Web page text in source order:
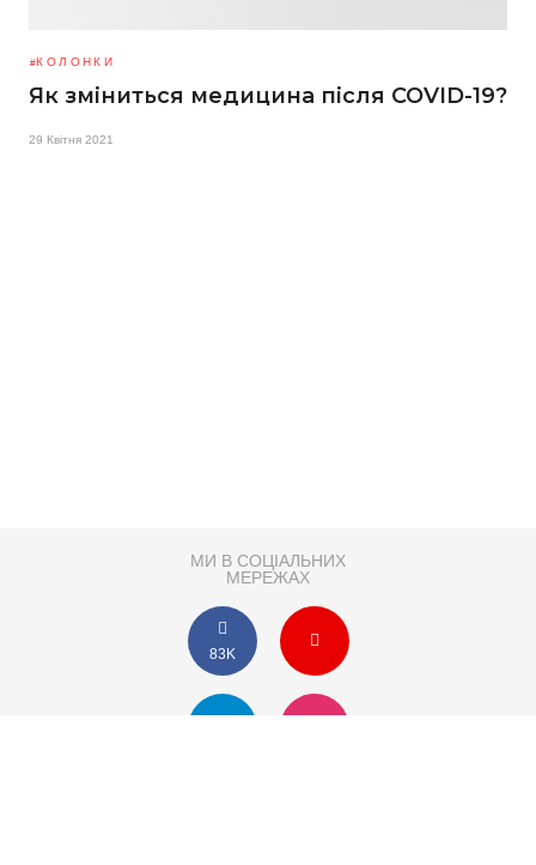
КОЛОНКИ
Як зміниться медицина після COVID-19?
29 Квітня 2021
МИ В СОЦІАЛЬНИХ
МЕРЕЖАХ
83K